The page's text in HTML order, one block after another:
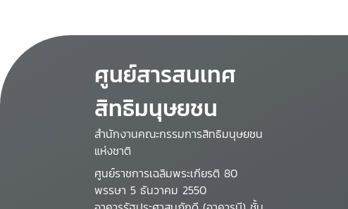
ศูนย์สารสนเทศ
สิทธิมนุษยชน
สำนักงานคณะกรรมการสิทธิมนุษยชน
แห่งชาติ
ศูนย์ราชการเฉลิมพระเกียรติ 80
พรรษา 5 ธันวาคม 2550